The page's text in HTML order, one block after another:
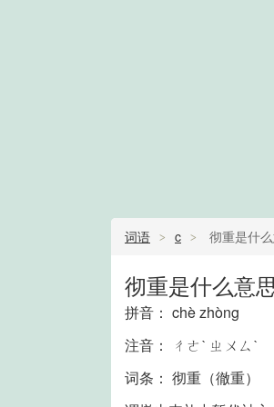
词语 c 彻重是什
彻重是什么意
拼音： chè zhòng
注音： ㄔㄜˋ ㄓㄨㄙˋ
词条： 彻重（徹重）